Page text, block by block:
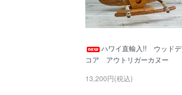
ハワイ直輸入!! ウッドデ
コア アウトリガーカヌー
13,200円(税込)